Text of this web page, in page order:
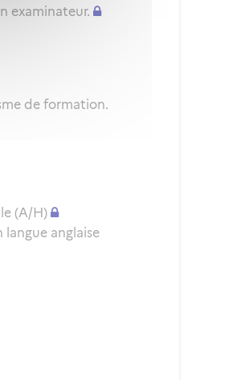
examinateur.
de formation.
(A/H)
anglaise